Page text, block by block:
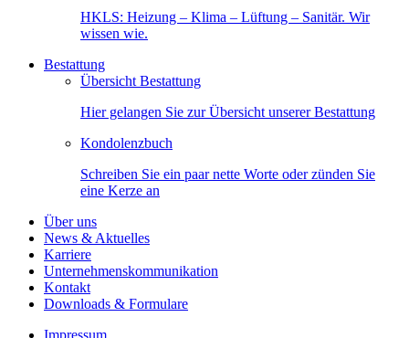
HKLS: Heizung – Klima – Lüftung – Sanitär. Wir
wissen wie.
Bestattung
Übersicht Bestattung
Hier gelangen Sie zur Übersicht unserer Bestattung
Kondolenzbuch
Schreiben Sie ein paar nette Worte oder zünden Sie
eine Kerze an
Über uns
News & Aktuelles
Karriere
Unternehmenskommunikation
Kontakt
Downloads & Formulare
Impressum